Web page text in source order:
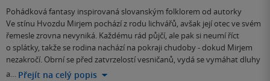
Pohádková fantasy inspirovaná slovanským folklorem od autorky
Ve stínu Hvozdu Mirjem pochází z rodu lichvářů, avšak její otec ve svém
řemesle zrovna nevyniká. Každému rád půjčí, ale pak si neumí říct
o splátky, takže se rodina nachází na pokraji chudoby - dokud Mirjem
nezakročí. Obrní se před zatvrzelostí vesničanů, vydá se vymáhat dluhy
a… Přejít na celý popis